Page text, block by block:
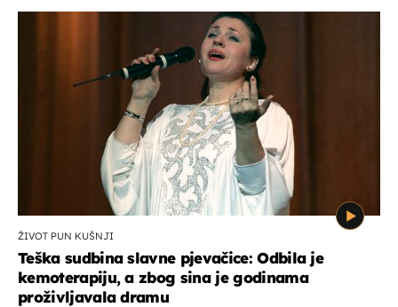
ŽIVOT PUN KUŠNJI
Teška sudbina slavne pjevačice: Odbila je
kemoterapiju, a zbog sina je godinama
proživljavala dramu